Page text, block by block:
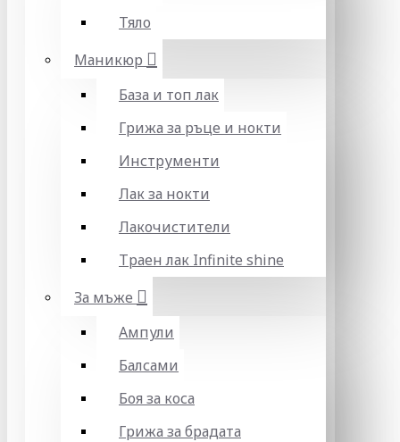
Тяло
Маникюр
База и топ лак
Грижа за ръце и нокти
Инструменти
Лак за нокти
Лакочистители
Траен лак Infinite shine
За мъже
Ампули
Балсами
Боя за коса
Грижа за брадата